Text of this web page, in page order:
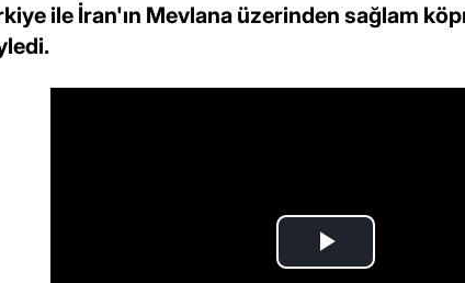
ile İran'ın Mevlana üzerinden sağlam